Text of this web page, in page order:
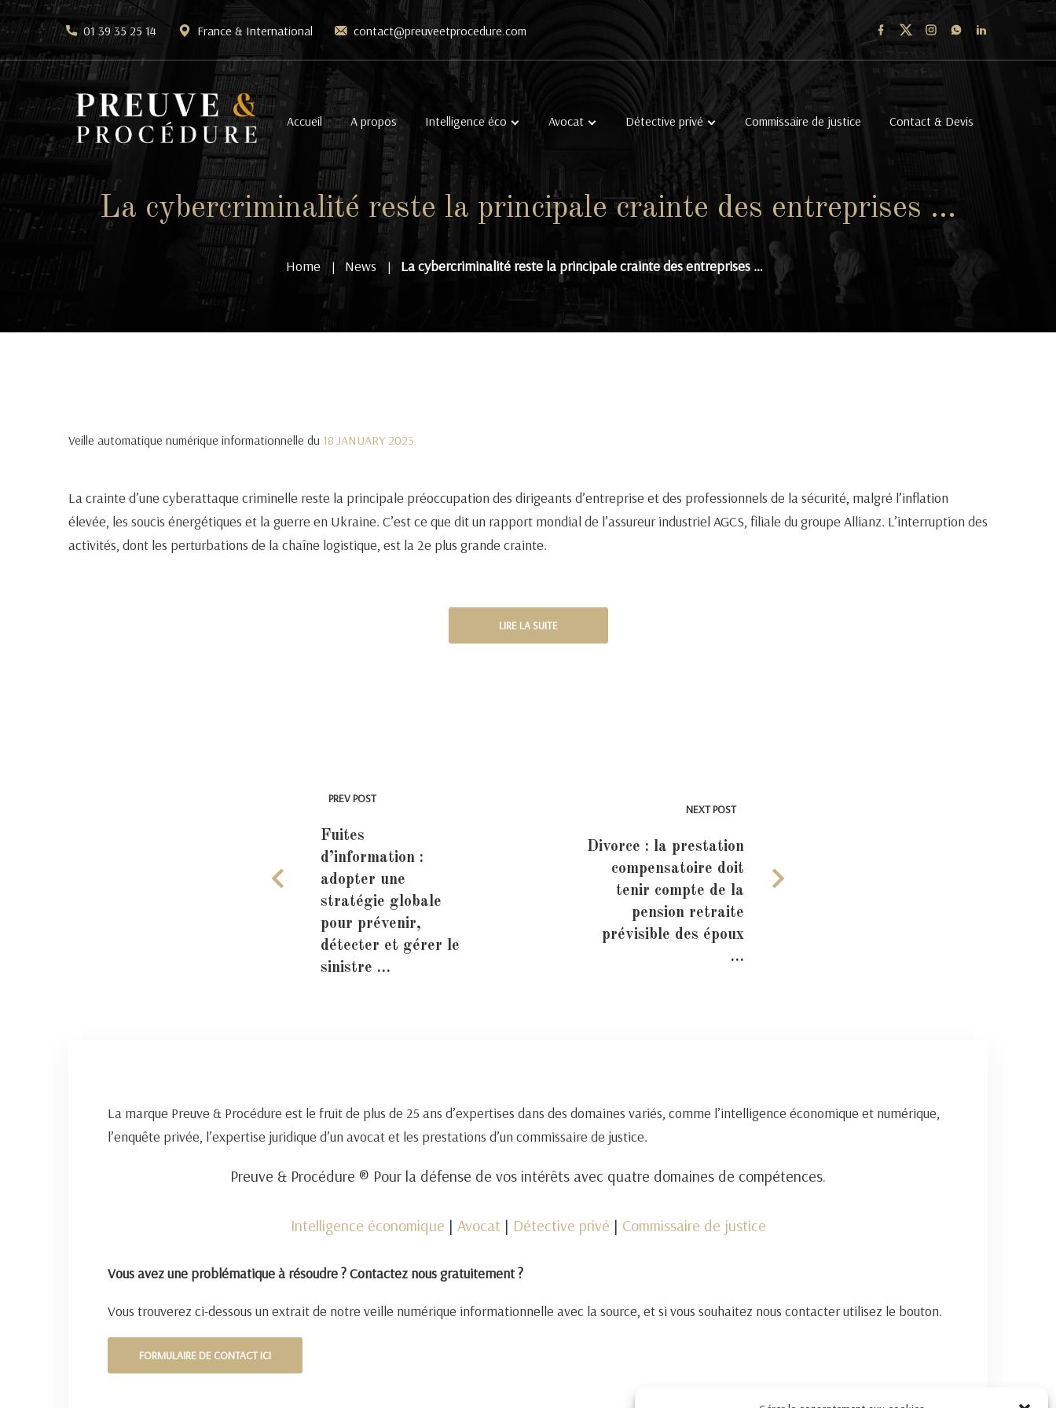
01 39 35 25 14 France & International contact@preuveetprocedure.com
Accueil A propos Intelligence éco Avocat Détective privé Commissaire de justice Contact & Devis
La cybercriminalité reste la principale crainte des entreprises …
Home | News | La cybercriminalité reste la principale crainte des entreprises …
Veille automatique numérique informationnelle du 18 JANUARY 2023
La crainte d’une cyberattaque criminelle reste la principale préoccupation des dirigeants d’entreprise et des professionnels de la sécurité, malgré l’inflation
élevée, les soucis énergétiques et la guerre en Ukraine. C’est ce que dit un rapport mondial de l’assureur industriel AGCS, filiale du groupe Allianz. L’interruption des
activités, dont les perturbations de la chaîne logistique, est la 2e plus grande crainte.
LIRE LA SUITE
PREV POST
Fuites
d’information :
adopter une
stratégie globale
pour prévenir,
détecter et gérer le
sinistre …
NEXT POST
Divorce : la prestation
compensatoire doit
tenir compte de la
pension retraite
prévisible des époux
…
La marque Preuve & Procédure est le fruit de plus de 25 ans d’expertises dans des domaines variés, comme l’intelligence économique et numérique,
l’enquête privée, l’expertise juridique d’un avocat et les prestations d’un commissaire de justice.
Preuve & Procédure ® Pour la défense de vos intérêts avec quatre domaines de compétences.
Intelligence économique | Avocat | Détective privé | Commissaire de justice
Vous avez une problématique à résoudre ? Contactez nous gratuitement ?
Vous trouverez ci-dessous un extrait de notre veille numérique informationnelle avec la source, et si vous souhaitez nous contacter utilisez le bouton.
FORMULAIRE DE CONTACT ICI